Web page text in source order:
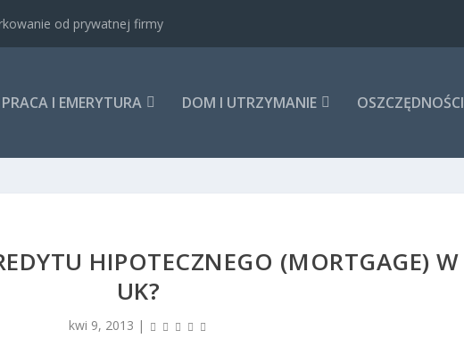
od prywatnej firmy
PRACA I EMERYTURA DOM I UTRZYMANIE OSZCZĘDNOŚCI
HIPOTECZNEGO (MORTGAGE) W
UK?
kwi 9, 2013 |